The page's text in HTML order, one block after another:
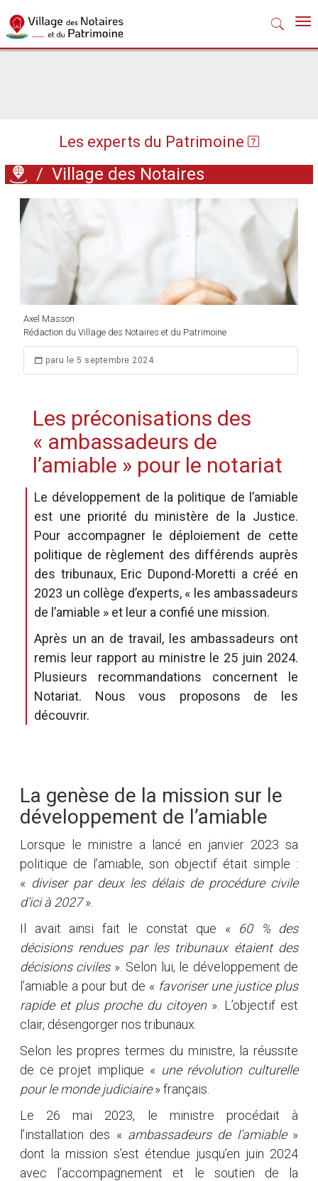
Les experts du Patrimoine
/ Village des Notaires
Axel Masson
Rédaction du Village des Notaires et du Patrimoine
paru le 5 septembre 2024
Les préconisations des
« ambassadeurs de
l’amiable » pour le notariat
Le développement de la politique de l’amiable
est une priorité du ministère de la Justice.
Pour accompagner le déploiement de cette
politique de règlement des différends auprès
des tribunaux, Eric Dupond-Moretti a créé en
2023 un collège d’experts, « les ambassadeurs
de l’amiable » et leur a confié une mission.
Après un an de travail, les ambassadeurs ont
remis leur rapport au ministre le 25 juin 2024.
Plusieurs recommandations concernent le
Notariat. Nous vous proposons de les
découvrir.
La genèse de la mission sur le
développement de l’amiable
Lorsque le ministre a lancé en janvier 2023 sa
politique de l’amiable, son objectif était simple :
« diviser par deux les délais de procédure civile
d’ici à 2027».
Il avait ainsi fait le constat que « 60 % des
décisions rendues par les tribunaux étaient des
décisions civiles». Selon lui, le développement de
l’amiable a pour but de « favoriser une justice plus
rapide et plus proche du citoyen». L’objectif est
clair, désengorger nos tribunaux.
Selon les propres termes du ministre, la réussite
de ce projet implique « une révolution culturelle
pour le monde judiciaire» français.
Le 26 mai 2023, le ministre procédait à
l’installation des « ambassadeurs de l’amiable»
dont la mission s’est étendue jusqu’en juin 2024
avec l’accompagnement et le soutien de la